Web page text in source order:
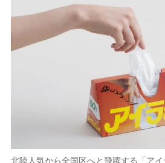
北陸人気から全国区へと飛躍する「ア